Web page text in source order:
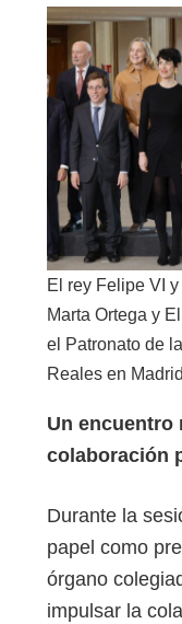
El rey Felipe VI
Marta Ortega y
el Patronato de
Reales en
Un encuentro
colaboración
Durante la
papel como
órgano
impulsar la